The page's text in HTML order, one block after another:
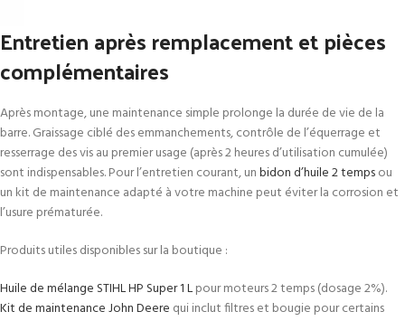
Entretien après remplacement et pièces
complémentaires
Après montage, une maintenance simple prolonge la durée de vie de la
barre. Graissage ciblé des emmanchements, contrôle de l’équerrage et
resserrage des vis au premier usage (après 2 heures d’utilisation cumulée)
sont indispensables. Pour l’entretien courant, unbidon d’huile 2 tempsou
un kit de maintenance adapté à votre machine peut éviter la corrosion et
l’usure prématurée.
Produits utiles disponibles sur la boutique :
Huile de mélange STIHL HP Super 1 Lpour moteurs 2 temps (dosage 2%).
Kit de maintenance John Deere qui inclut filtres et bougie pour certains